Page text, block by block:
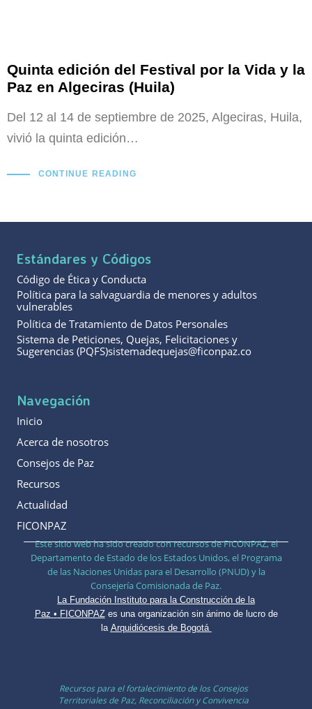
Quinta edición del Festival por la Vida y la
Paz en Algeciras (Huila)
Del 12 al 14 de septiembre de 2025, Algeciras, Huila,
vivió la quinta edición…
CONTINUE READING
Estándares y Códigos
Código de Ética y Conducta
Política para la salvaguardia de menores y adultos
vulnerables
Política de Tratamiento de Datos Personales
Sistema de Peticiones, Quejas, Felicitaciones y
Sugerencias (PQFS)sistemadequejas@ficonpaz.co
Navegación
Inicio
Acerca de nosotros
Consejos de Paz
Recursos
Actualidad
FICONPAZ
Recursos para el fortalecimiento de los Consejos
Territoriales de Paz, Reconciliación y Convivencia
Este sitio web ha sido creado con recursos de FICONPAZ, el
Departamento de Estado de los Estados Unidos, el Programa
de las Naciones Unidas para el Desarrollo (PNUD) y la
Consejería Comisionada de Paz.
La Fundación Instituto para la Construcción de la
Paz • FICONPAZ es una organización sin ánimo de lucro de
la Arquidiócesis de Bogotá